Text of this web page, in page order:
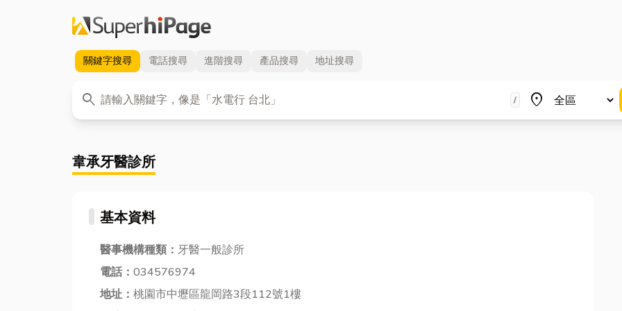
關鍵字搜尋 電話搜尋 進階搜尋 產品搜尋 地址搜尋
search
關鍵字 / place
地區
韋承牙醫診所
基本資料
醫事機構種類： 牙醫一般診所
電話： 034576974
地址： 桃園市中壢區龍岡路3段112號1樓